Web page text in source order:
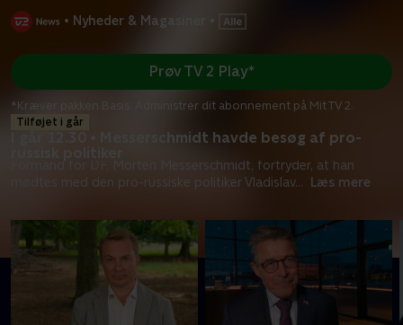
• Nyheder & Magasiner •
Tilføjet i går
I går 12.30 • Messerschmidt havde besøg af pro-
russisk politiker
Formand for DF, Morten Messerschmidt, fortryder, at han
mødtes med den pro-russiske politiker Vladislav... Læs mere
Prøv TV 2 Play*
*Kræver pakken Basis. Administrer dit abonnement på Mit TV 2.